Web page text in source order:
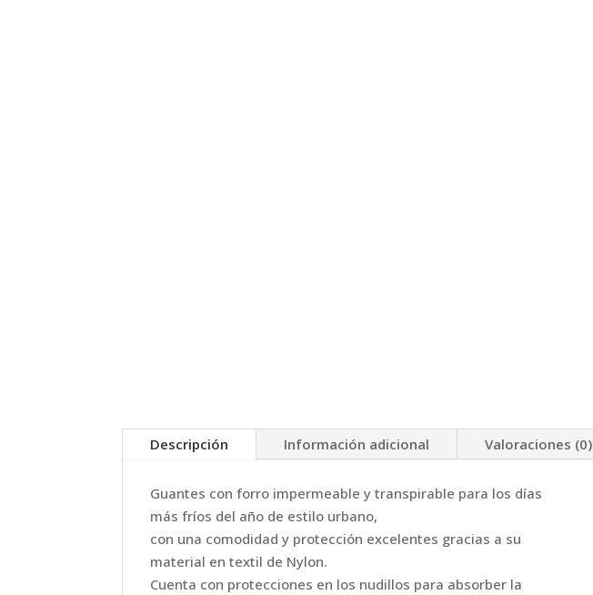
Descripción Información adicional Valoraciones (0)
Guantes con forro impermeable y transpirable para los días
más fríos del año de estilo urbano,
con una comodidad y protección excelentes gracias a su
material en textil de Nylon.
Cuenta con protecciones en los nudillos para absorber la